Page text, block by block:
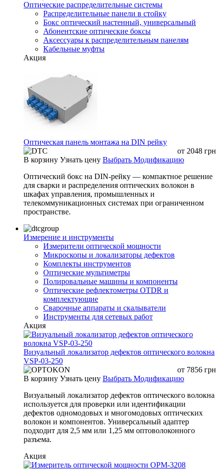
Оптические распределительные системы
Распределительные панели в стойку
Бокс оптический настенный, универсальный
Абонентские оптические боксы
Аксессуары к распределительным панелям
Кабельные муфты
Акция
Оптическая панель монтажа на DIN рейку
от 2048 грн
В корзину Узнать цену Выбрать Модификацию
Оптический бокс на DIN-рейку — компактное решение
для сварки и распределения оптических волокон в
шкафах управления, промышленных и
телекоммуникационных системах при ограниченном
пространстве.
Измерение и инструменты
Измерители оптической мощности
Микроскопы и локализаторы дефектов
Комплекты инструментов
Оптические мультиметры
Полировальные машины и компоненты
Оптические рефлектометры OTDR и
комплектующие
Сварочные аппараты и скалыватели
Инструменты для сетевых работ
Акция
Визуальный локализатор дефектов оптического волокна
VSP-03-250
от 7856 грн
В корзину Узнать цену Выбрать Модификацию
Визуальный локализатор дефектов оптического волокна
используется для проверки или идентификации
дефектов одномодовых и многомодовых оптических
волокон и компонентов. Универсальный адаптер
подходит для 2,5 мм или 1,25 мм оптоволоконного
разъема.
Акция